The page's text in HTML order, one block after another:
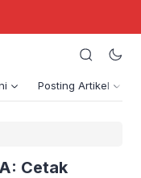
Posting Artikel
Cetak